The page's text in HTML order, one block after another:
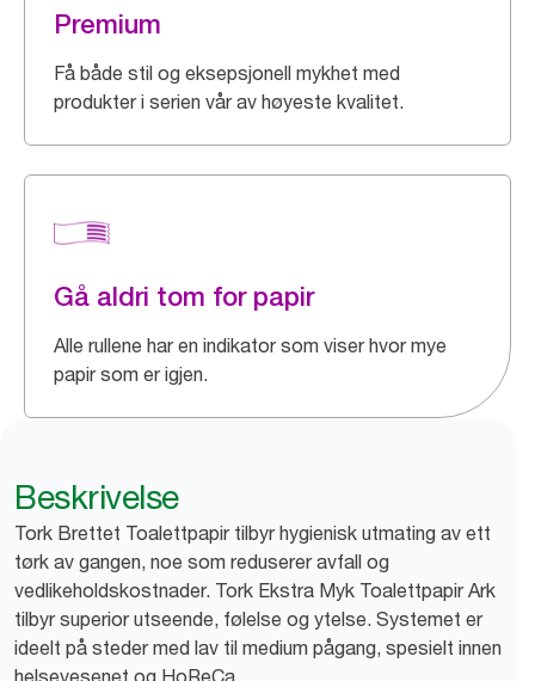
Premium
Få både stil og eksepsjonell mykhet med
produkter i serien vår av høyeste kvalitet.
Gå aldri tom for papir
Alle rullene har en indikator som viser hvor mye
papir som er igjen.
Beskrivelse
Tork Brettet Toalettpapir tilbyr hygienisk utmating av ett
tørk av gangen, noe som reduserer avfall og
vedlikeholdskostnader. Tork Ekstra Myk Toalettpapir Ark
tilbyr superior utseende, følelse og ytelse. Systemet er
ideelt på steder med lav til medium pågang, spesielt innen
helsevesenet og HoReCa.